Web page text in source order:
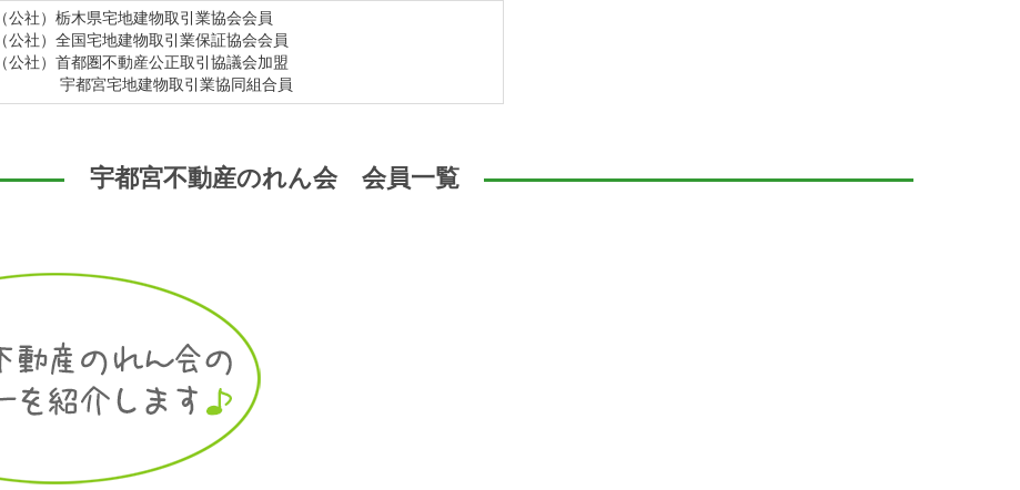
（公社）栃木県宅地建物取引業協会会員
（公社）全国宅地建物取引業保証協会会員
（公社）首都圏不動産公正取引協議会加盟
宇都宮宅地建物取引業協同組合員
宇都宮不動産のれん会 会員一覧